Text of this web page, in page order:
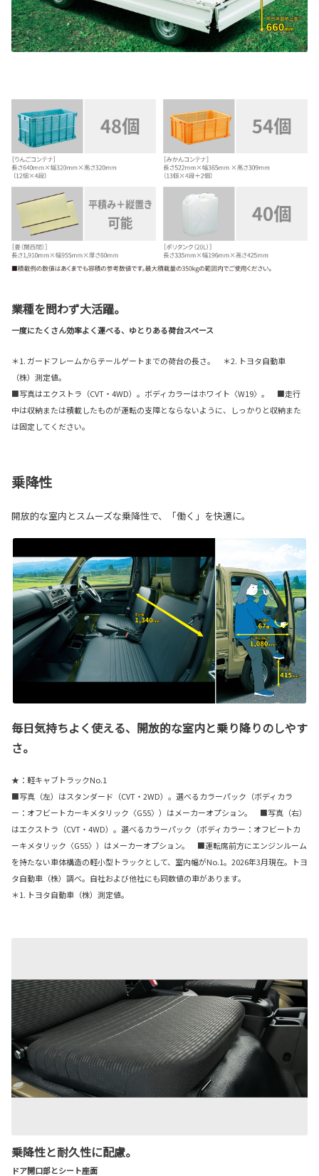
業種を問わず大活躍。
一度にたくさん効率よく運べる、ゆとりある荷台スペース
＊1. ガードフレームからテールゲートまでの荷台の長さ。 ＊2. トヨタ自動車
（株）測定値。
■写真はエクストラ（CVT・4WD）。ボディカラーはホワイト〈W19〉。 ■走行
中は収納または積載したものが運転の支障とならないように、しっかりと収納また
は固定してください。
乗降性
開放的な室内とスムーズな乗降性で、「働く」を快適に。
毎日気持ちよく使える、開放的な室内と乗り降りのしやす
さ。
★：軽キャブトラックNo.1
■写真（左）はスタンダード（CVT・2WD）。選べるカラーパック（ボディカラ
ー：オフビートカーキメタリック〈G55〉）はメーカーオプション。 ■写真（右）
はエクストラ（CVT・4WD）。選べるカラーパック（ボディカラー：オフビートカ
ーキメタリック〈G55〉）はメーカーオプション。 ■運転席前方にエンジンルーム
を持たない車体構造の軽小型トラックとして、室内幅がNo.1。2026年3月現在。トヨ
タ自動車（株）調べ。自社および他社にも同数値の車があります。
＊1. トヨタ自動車（株）測定値。
乗降性と耐久性に配慮。
ドア開口部とシート座面